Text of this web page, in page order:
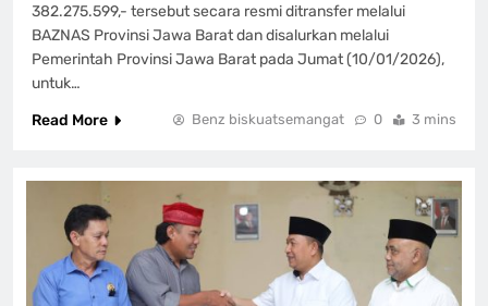
382.275.599,- tersebut secara resmi ditransfer melalui
BAZNAS Provinsi Jawa Barat dan disalurkan melalui
Pemerintah Provinsi Jawa Barat pada Jumat (10/01/2026),
untuk…
Read More
Benz biskuatsemangat 0 3 mins